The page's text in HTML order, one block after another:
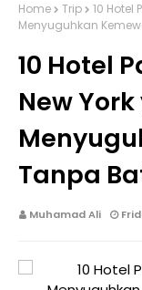
Home Trip
10 Hotel
Menyuguhkan
10 Hotel
New
Tanpa
Muhamad Ali